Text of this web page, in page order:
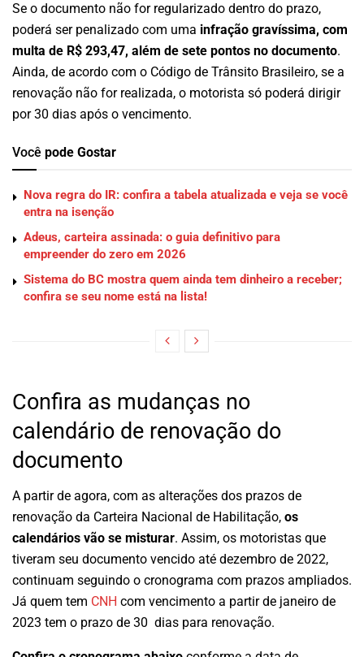
Se o documento não for regularizado dentro do prazo,
poderá ser penalizado com uma infração gravíssima, com
multa de R$ 293,47, além de sete pontos no documento.
Ainda, de acordo com o Código de Trânsito Brasileiro, se a
renovação não for realizada, o motorista só poderá dirigir
por 30 dias após o vencimento.
Você pode Gostar
Nova regra do IR: confira a tabela atualizada e veja se você
entra na isenção
Adeus, carteira assinada: o guia definitivo para
empreender do zero em 2026
Sistema do BC mostra quem ainda tem dinheiro a receber;
confira se seu nome está na lista!
Confira as mudanças no
calendário de renovação do
documento
A partir de agora, com as alterações dos prazos de
renovação da Carteira Nacional de Habilitação, os
calendários vão se misturar. Assim, os motoristas que
tiveram seu documento vencido até dezembro de 2022,
continuam seguindo o cronograma com prazos ampliados.
Já quem tem CNH com vencimento a partir de janeiro de
2023 tem o prazo de 30 dias para renovação.